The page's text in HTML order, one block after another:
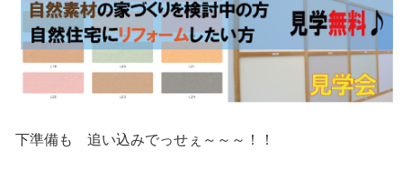
下準備も 追い込みでっせぇ～～～！！